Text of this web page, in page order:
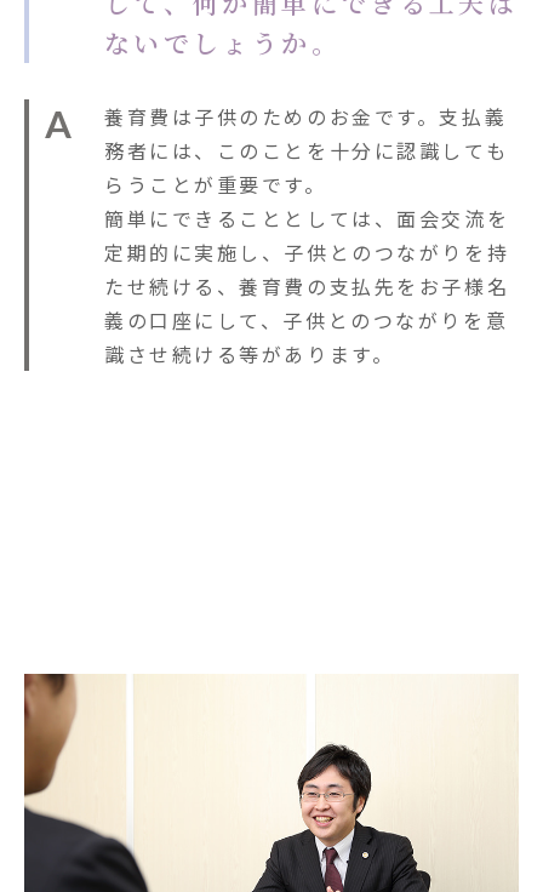
ないでしょうか。
A
養育費は子供のためのお金です。支払義
務者には、このことを十分に認識しても
らうことが重要です。
簡単にできることとしては、面会交流を
定期的に実施し、子供とのつながりを持
たせ続ける、養育費の支払先をお子様名
義の口座にして、子供とのつながりを意
識させ続ける等があります。